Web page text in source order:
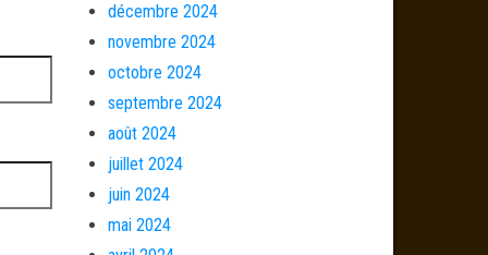
décembre 2024
novembre 2024
octobre 2024
septembre 2024
août 2024
juillet 2024
juin 2024
mai 2024